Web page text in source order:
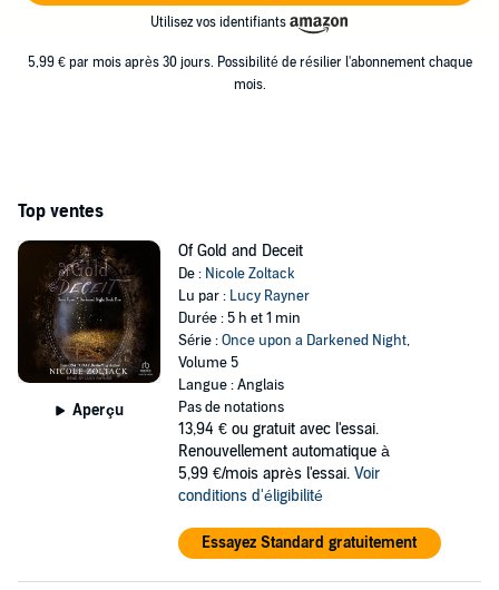
www.NicoleZoltack.com to learn when her next book is
giveaways!
Utilisez vos identifiants
5,99 € par mois après 30 jours. Possibilité de résilier l'abonnement chaque
mois.
Top ventes
Aperçu
Of Gold and Deceit
De : Nicole Zoltack
Lu par : Lucy Rayner
Durée : 5 h et 1 min
Série :Once upon a Darkened Night,
Volume 5
Langue : Anglais
Pas de notations
13,94 € ou gratuit avec l'essai.
Renouvellement automatique à
5,99 €/mois après l'essai. Voir
conditions d'éligibilité
Essayez Standard gratuitement